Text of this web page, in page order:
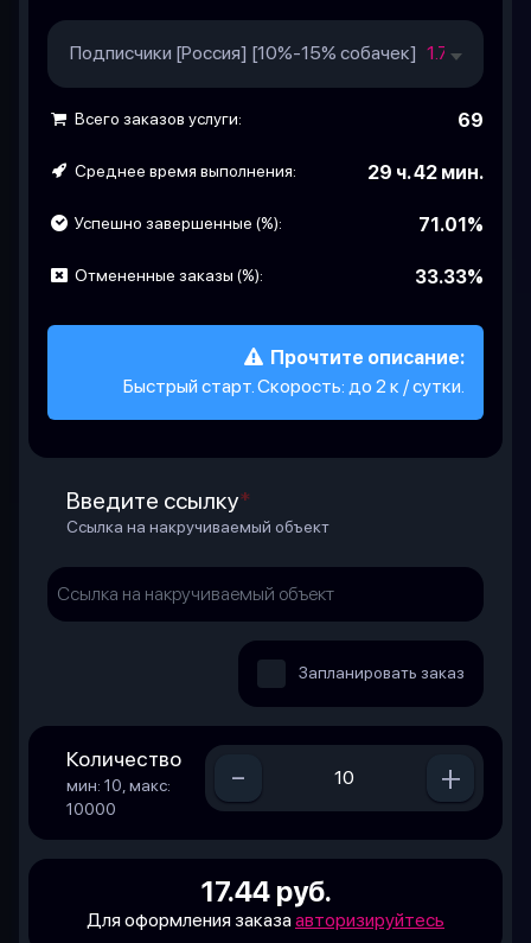
Подписчики [Россия] [10%-15% собачек] 1.74 руб. за
Всего заказов услуги: 69
Среднее время выполнения: 29 ч. 42 мин.
Успешно завершенные (%): 71.01%
Отмененные заказы (%): 33.33%
Прочтите описание:
Быстрый старт. Скорость: до 2 к / сутки.
Введите ссылку*
Ссылка на накручиваемый объект
Запланировать заказ
Количество
мин: 10, макс:
10000
- +
17.44 руб.
Для оформления заказаавторизируйтесь